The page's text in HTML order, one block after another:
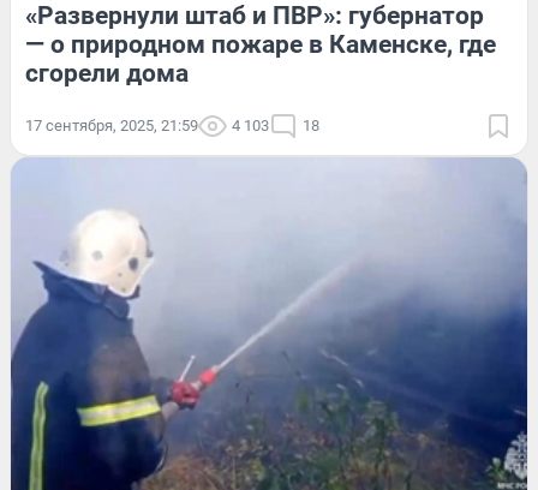
«Развернули штаб и ПВР»: губернатор
— о природном пожаре в Каменске, где
сгорели дома
17 сентября, 2025, 21:59 4 103 18